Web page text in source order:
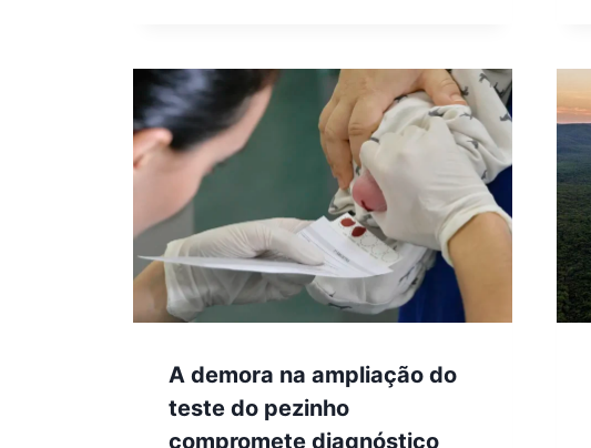
A demora na ampliação do
teste do pezinho
compromete diagnóstico